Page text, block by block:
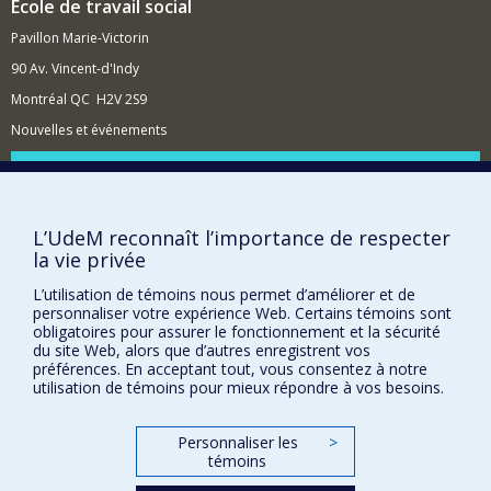
théorie et la pratique en travail social. Ma posture de
recherche et d’enseignement est collaborative,
réflexive, critique et constructiviste et je porte un intérêt
sur le développement des formations relationnelles,
recherche favorisent des méthodologies critiques,
ethnographiques et qualitatives.
pratiques et comme outils de collecte de données et de
École de travail social
Pavillon Marie-Victorin
90 Av. Vincent-d'Indy
Montréal QC H2V 2S9
Nouvelles et événements
Comment soutenir l'École?
Plan du site
Signaler une erreur
Accessibilité
FACULTÉ DES ARTS ET DES SCIENCES
Nos départements et écoles
L’UdeM reconnaît l’importance de respecter
la vie privée
L’utilisation de témoins nous permet d’améliorer et de
personnaliser votre expérience Web. Certains témoins sont
obligatoires pour assurer le fonctionnement et la sécurité
du site Web, alors que d’autres enregistrent vos
préférences. En acceptant tout, vous consentez à notre
utilisation de témoins pour mieux répondre à vos besoins.
Personnaliser les
témoins
>